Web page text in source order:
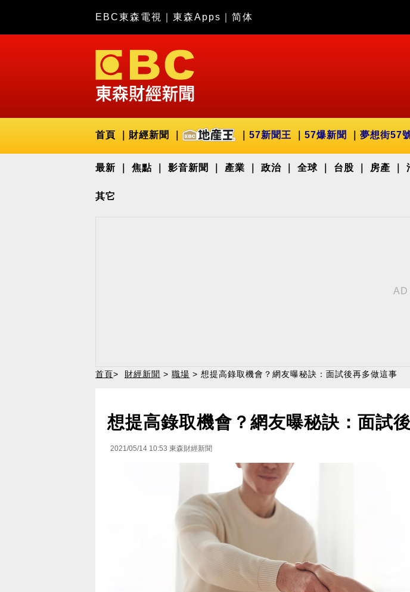
EBC東森電視 東森Apps 简体
首頁 財經新聞 57新聞王 57爆新聞 夢想街57
最新 焦點 影音新聞 產業 政治 全球 台股 房產
其它
首頁> 財經新聞 > 職場 > 想提高錄取機會？網友曝秘訣：面試後再多做這事
想提高錄取機會？網友曝秘訣：面試
2021/05/14 10:53 東森財經新聞